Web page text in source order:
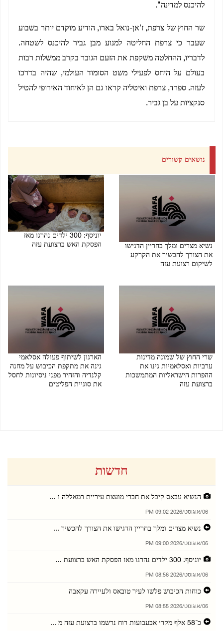
להיכנס למדינה".
שר החוץ של צרפת, ז'אן-נואל בארו, הודיע מוקדם יותר בשבוע
שעבר כי צרפת החליטה למנוע מבן גביר להיכנס לשטחה.
לדבריו, ההחלטה משקפת את הזעם הגובר בקרב ממשלות רבות
בעולם על היחס לפעילי משט הסומוד העולמי, שהיה בדרכו
לעזה. ספרד, צרפת ואיטליה קראו גם הן לאיחוד האירופי להטיל
סנקציות על בן גביר.
נושאים קשורים
נשיא מצרים ומלך בחריין הדגישו
את הצורך להכשיר את הקרקע
לשיקום רצועת עזה
יוניסף: 300 ילדים נהרגו מאז
הפסקת האש ברצועת עזה
שרי החוץ של שמונה מדינות
ערביות ואסלאמיות גינו את
ההפרות הישראליות המתמשכות
ברצועת עזה
הארגון לשיתוף פעולה אסלאמי
גינה את מתקפת הכיבוש על מחנה
קלנדיה והזהיר מפני ניסיונות לחסל
את סוגיית הפליטים
חדשות
הנשיא עבאס קיבל את חברי מועצת עיריית רמאללה ו ...
06/אוגוסט/2026 09:02 PM
נשיא מצרים ומלך בחריין הדגישו את הצורך להכשיר ...
06/אוגוסט/2026 09:00 PM
יוניסף: 300 ילדים נהרגו מאז הפסקת האש ברצועת ...
06/אוגוסט/2026 08:56 PM
כוחות הכיבוש פלשו לעיר טובאס ולעיירה עקאבה
06/אוגוסט/2026 08:55 PM
כ־58 אלף מקרי אבעבועות רוח נרשמו ברצועת עזה מ ...